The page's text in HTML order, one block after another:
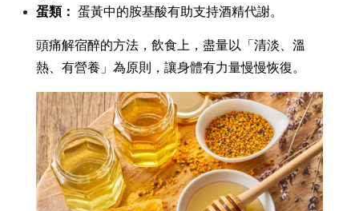
蛋類： 蛋黃中的胺基酸有助支持酒精代謝。
頭痛解宿醉的方法，飲食上，盡量以「清淡、溫
熱、有營養」為原則，讓身體有力量慢慢恢復。